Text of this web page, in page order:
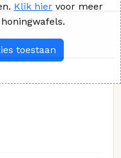
Klik hier voor meer
toestaan